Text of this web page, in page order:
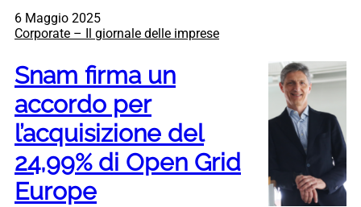
6 Maggio 2025
Corporate – Il giornale delle imprese
Snam firma un
accordo per
l’acquisizione del
24,99% di Open Grid
Europe